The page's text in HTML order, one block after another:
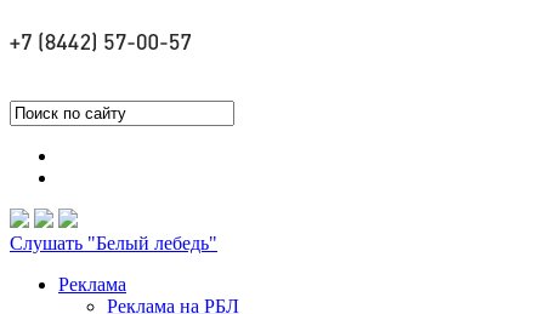
Слушать "Белый лебедь"
Реклама
Реклама на РБЛ